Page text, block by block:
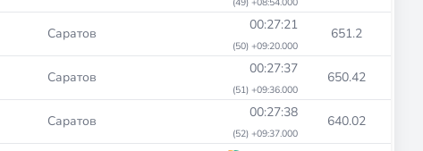
Саратов
00:27:21
(50) +09:20.000
651.2
Саратов
00:27:37
(51) +09:36.000
650.42
Саратов
00:27:38
(52) +09:37.000
640.02